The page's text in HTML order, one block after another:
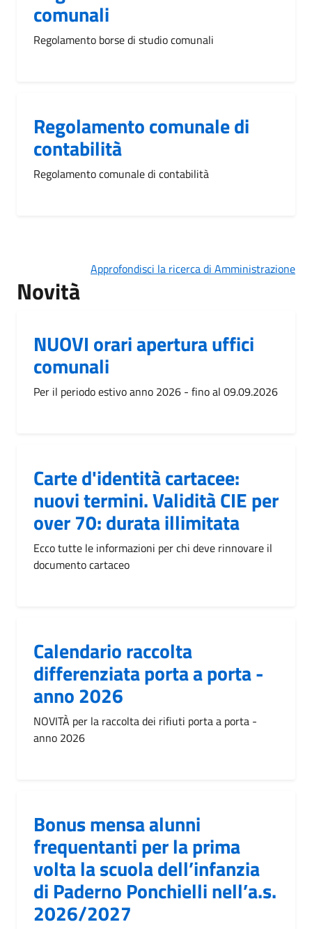
comunali
Regolamento borse di studio comunali
Regolamento comunale di
contabilità
Regolamento comunale di contabilità
Approfondisci la ricerca di Amministrazione
Novità
NUOVI orari apertura uffici
comunali
Per il periodo estivo anno 2026 - fino al 09.09.2026
Carte d'identità cartacee:
nuovi termini. Validità CIE per
over 70: durata illimitata
Ecco tutte le informazioni per chi deve rinnovare il
documento cartaceo
Calendario raccolta
differenziata porta a porta -
anno 2026
NOVITÀ per la raccolta dei rifiuti porta a porta -
anno 2026
Bonus mensa alunni
frequentanti per la prima
volta la scuola dell’infanzia
di Paderno Ponchielli nell’a.s.
2026/2027